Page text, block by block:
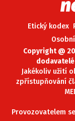
Etický kodex
Copyright @
dodavatelé
Jakékoliv užití
zpřístupňování
Provozovatelem